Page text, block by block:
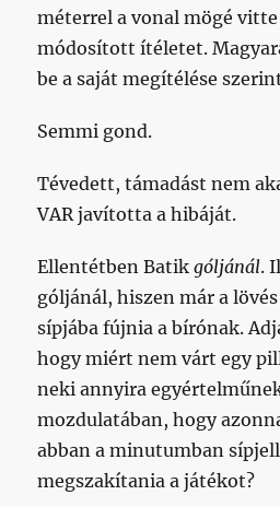
méterrel a vonal mögé vitte
módosított ítéletet.
be a saját megítélése
Semmi gond.
Tévedett, támadást nem
VAR javította a hibáját.
Ellentétben Batikgóljánál.
góljánál, hiszen már a
sípjába fújnia a bírónak.
hogy miért nem várt egy
neki annyira
mozdulatában, hogy
abban a minutumban
megszakítania a játékot?